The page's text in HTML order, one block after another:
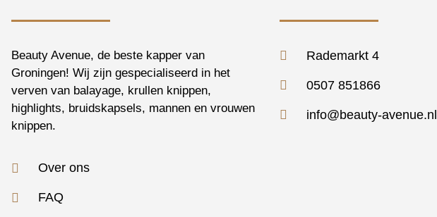
Beauty Avenue, de beste kapper van
Groningen! Wij zijn gespecialiseerd in het
verven van balayage, krullen knippen,
highlights, bruidskapsels, mannen en vrouwen
knippen.
Over ons
FAQ
Rademarkt 4
0507 851866
info@beauty-avenue.nl